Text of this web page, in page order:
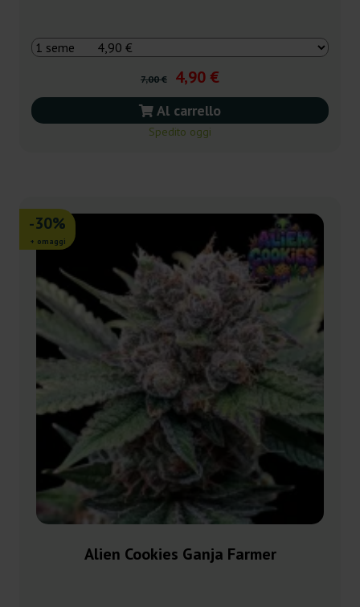
7,00 € 4,90 €
Al carrello
Spedito oggi
-30%
+ omaggi
Alien Cookies Ganja Farmer